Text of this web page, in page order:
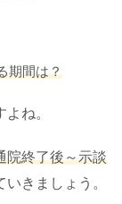
期間は？
ね。
院終了後～示談
きましょう。